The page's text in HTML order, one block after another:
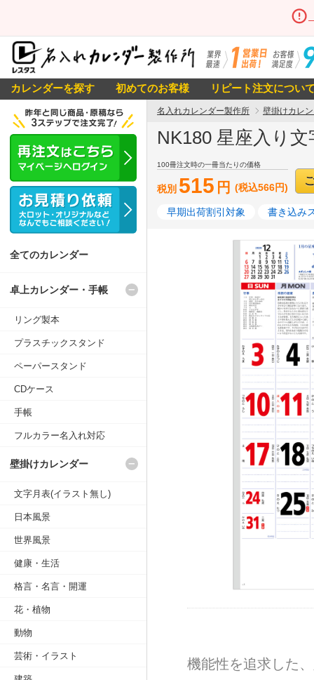
カレンダーを探す 初めてのお客様 リピート注文につい
名入れカレンダー製作所 壁掛けカレ
NK180 星座入り
100冊注文時の一冊当たりの価格
税別 515 円 (税込566円)
早期出荷割引対象 書き込み
機能性を追求した
全てのカレンダー
卓上カレンダー・手帳
リング製本
プラスチックスタンド
ペーパースタンド
CDケース
手帳
フルカラー名入れ対応
壁掛けカレンダー
文字月表(イラスト無し)
日本風景
世界風景
健康・生活
格言・名言・開運
花・植物
動物
芸術・イラスト